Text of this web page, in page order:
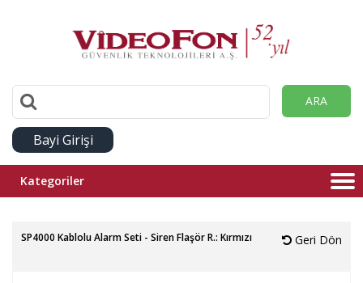
ARA
Bayi Girişi
Kategoriler
SP4000 Kablolu Alarm Seti - Siren Flaşör R.: Kırmızı Geri Dön